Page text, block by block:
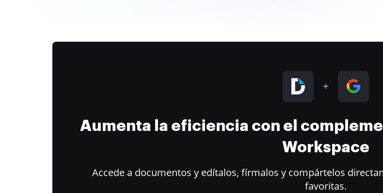
Aumenta la eficiencia con el
Workspace
Accede a documentos y edítalos, fírmalos y compártelos
favoritas.